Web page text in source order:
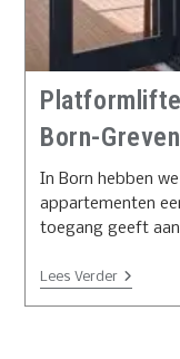
Born-
In Born hebben
appartementen
toegang geeft
Lees Verder